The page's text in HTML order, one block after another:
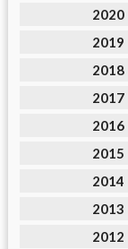
2020
2019
2018
2017
2016
2015
2014
2013
2012